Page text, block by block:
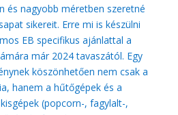
és nagyobb méretben szeretné
sikereit. Erre mi is készülni
EB specifikus ajánlattal a
már 2024 tavaszától. Egy
köszönhetően nem csak a
hanem a hűtőgépek és a
(popcorn-, fagylalt-,